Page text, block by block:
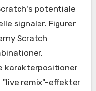
potentiale
signaler: Figurer
Scratch
karakterpositioner
"live remix"-effekter